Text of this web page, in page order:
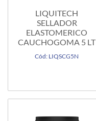
LIQUITECH
SELLADOR
ELASTOMERICO
CAUCHOGOMA 5 LT
Cód: LIQSCG5N